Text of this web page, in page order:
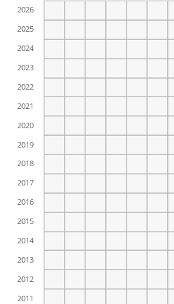
2011
2012
2013
2014
2015
2016
2017
2018
2019
2020
2021
2022
2023
2024
2025
2026